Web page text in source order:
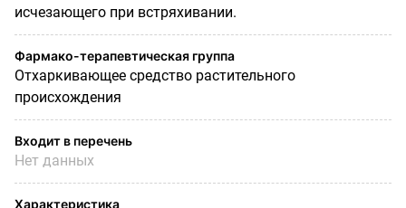
исчезающего при встряхивании.
Фармако-терапевтическая группа
Отхаркивающее средство растительного
происхождения
Входит в перечень
Нет данных
Характеристика